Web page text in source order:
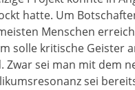
hatte. Um
Menschen
solle kritische Geister
sei man mit dem
sei